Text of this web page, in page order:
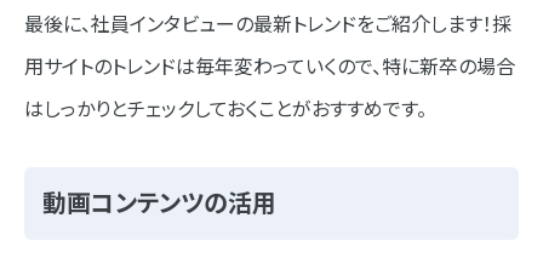
最後に、社員インタビューの最新トレンドをご紹介します！採
用サイトのトレンドは毎年変わっていくので、特に新卒の場合
はしっかりとチェックしておくことがおすすめです。
動画コンテンツの活用